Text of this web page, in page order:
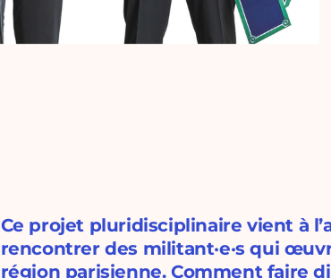
Ce projet pluridisciplinaire vient à
rencontrer des militant·e·s qui
région parisienne. Comment faire